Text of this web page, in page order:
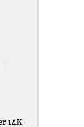
14K